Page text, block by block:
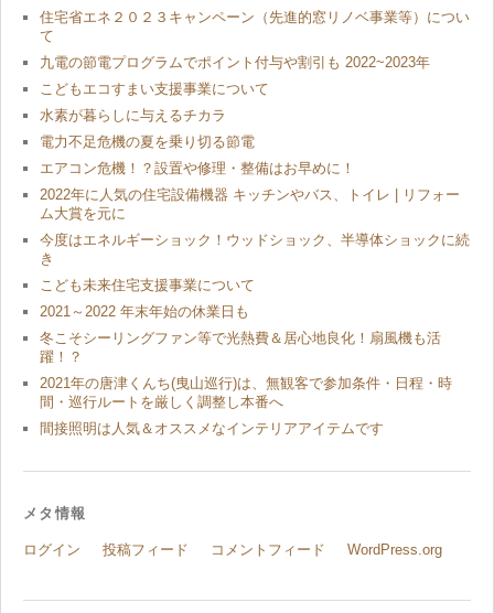
住宅省エネ２０２３キャンペーン（先進的窓リノベ事業等）につい
て
九電の節電プログラムでポイント付与や割引も 2022~2023年
こどもエコすまい支援事業について
水素が暮らしに与えるチカラ
電力不足危機の夏を乗り切る節電
エアコン危機！？設置や修理・整備はお早めに！
2022年に人気の住宅設備機器 キッチンやバス、トイレ | リフォー
ム大賞を元に
今度はエネルギーショック！ウッドショック、半導体ショックに続
き
こども未来住宅支援事業について
2021～2022 年末年始の休業日も
冬こそシーリングファン等で光熱費＆居心地良化！扇風機も活
躍！？
2021年の唐津くんち(曳山巡行)は、無観客で参加条件・日程・時
間・巡行ルートを厳しく調整し本番へ
間接照明は人気＆オススメなインテリアアイテムです
メタ情報
ログイン 投稿フィード コメントフィード WordPress.org